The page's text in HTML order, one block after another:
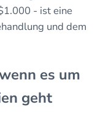
- ist eine
und dem
es um
geht